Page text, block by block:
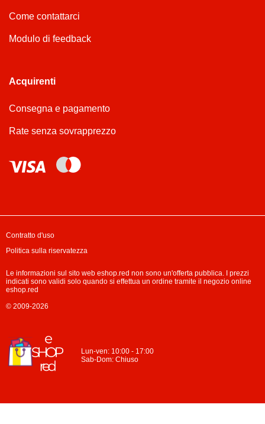
Come contattarci
Modulo di feedback
Acquirenti
Consegna e pagamento
Rate senza sovrapprezzo
Lun-ven: 10:00 - 17:00
Sab-Dom: Chiuso
Contratto d'uso
Politica sulla riservatezza
Le informazioni sul sito web eshop.red non sono un'offerta pubblica. I prezzi
indicati sono validi solo quando si effettua un ordine tramite il negozio online
eshop.red
© 2009-2026